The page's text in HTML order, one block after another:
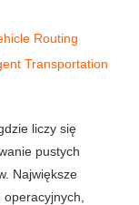
Routing
Transportation
liczy się
pustych
Największe